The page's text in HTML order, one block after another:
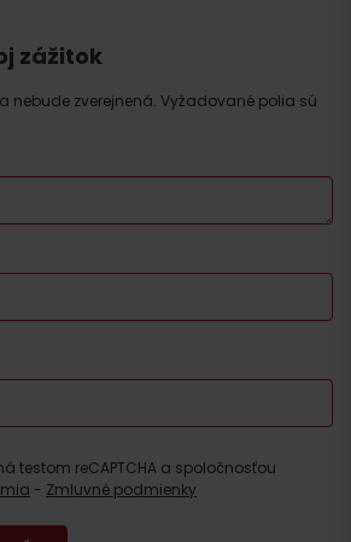
zážitok
nebude zverejnená. Vyžadované polia sú
testom reCAPTCHA a spoločnosťou
- Zmluvné podmienky